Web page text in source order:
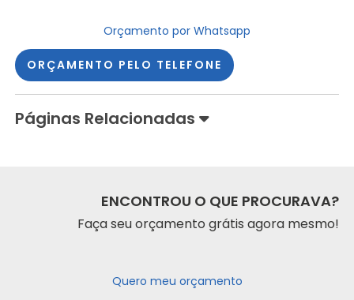
Orçamento por Whatsapp
ORÇAMENTO PELO TELEFONE
Páginas Relacionadas
ENCONTROU O QUE PROCURAVA?
Faça seu orçamento grátis agora mesmo!
Quero meu orçamento